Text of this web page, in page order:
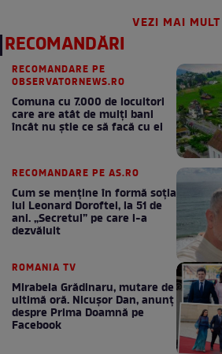
VEZI MAI MULT
RECOMANDĂRI
RECOMANDARE PE
OBSERVATORNEWS.RO
Comuna cu 7.000 de locuitori
care are atât de mulți bani
încât nu știe ce să facă cu ei
RECOMANDARE PE AS.RO
Cum se menţine în formă soţia
lui Leonard Doroftei, la 51 de
ani. „Secretul” pe care l-a
dezvăluit
ROMANIA TV
Mirabela Grădinaru, mutare de
ultimă oră. Nicuşor Dan, anunţ
despre Prima Doamnă pe
Facebook